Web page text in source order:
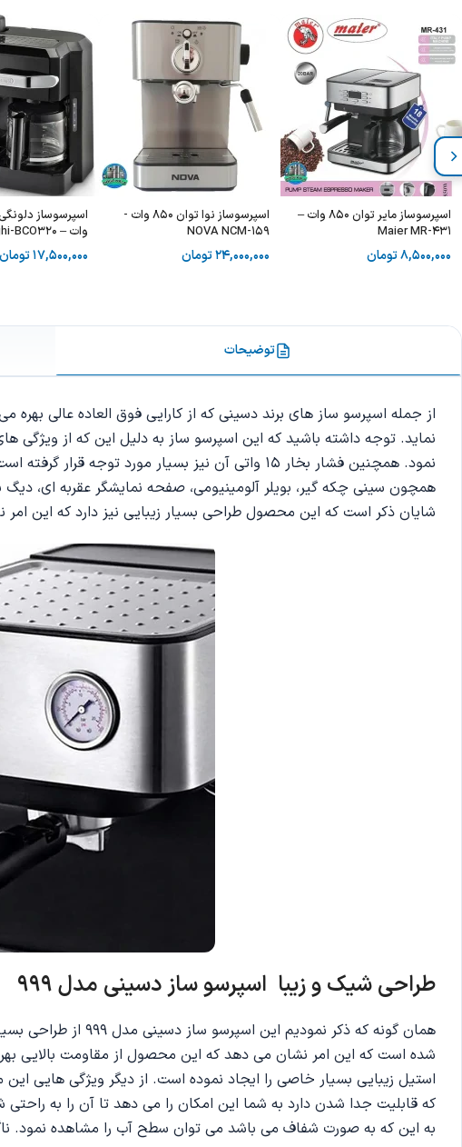
اسپرسوساز مایر توان 850 وات –
Maier MR-431
8,500,000تومان
اسپرسوساز نوا توان 850 وات -
NOVA NCM-159
24,000,000تومان
وات – DeLonghi-BCO320
17,500,000تومان
توضیحات
نمود. همچنین فشار بخار 15 واتی آن نیز بسیار
همچون سینی چکه گیر، بویلر آلومینیومی، صفحه نمایشگر عقربه ای،
شایان ذکر است که این محصول طراحی بسیار زیبایی نیز دارد که این امر
طراحی شیک و زیبا اسپرسو ساز دسینی مدل 999
همان گونه که
شده است که این امر نشان می دهد که این محصول از مقاومت بالایی
استیل زیبایی بسیار خاصی را ایجاد نموده است. از دیگر ویژگی هایی
به این که به صورت شفاف می باشد می توان سطح آب را مشاهده نمود. ناگفته نماند